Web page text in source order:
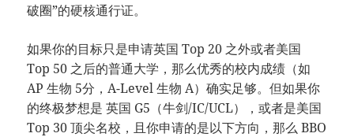
破圈”的硬核通行证。
如果你的目标只是申请英国 Top 20 之外或者美国
Top 50 之后的普通大学，那么优秀的校内成绩（如
AP 生物 5分，A-Level 生物 A）确实足够。但如果你
的终极梦想是 英国 G5（牛剑/IC/UCL），或者是美国
Top 30 顶尖名校，且你申请的是以下方向，那么 BBO